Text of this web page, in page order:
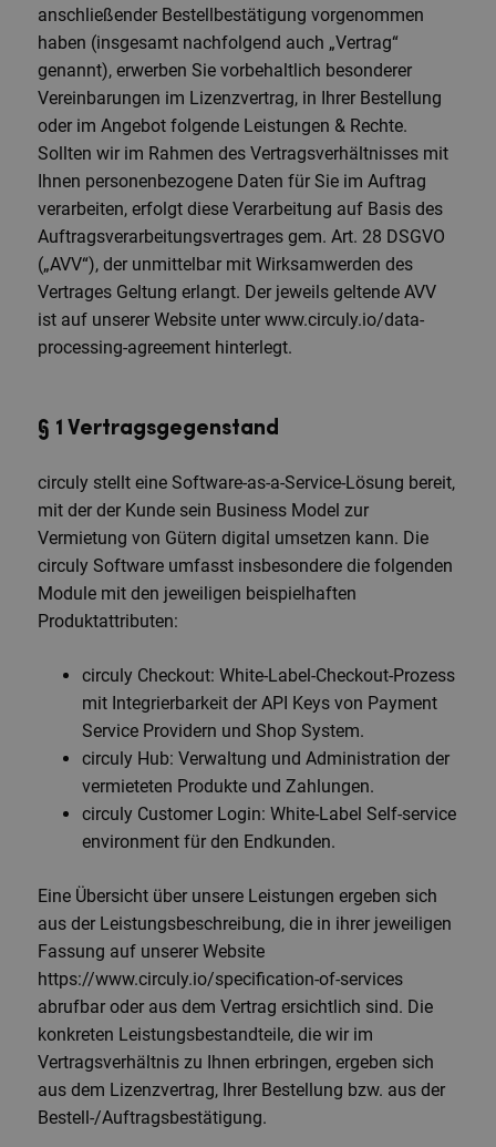
anschließender Bestellbestätigung vorgenommen
haben (insgesamt nachfolgend auch „Vertrag“
genannt), erwerben Sie vorbehaltlich besonderer
Vereinbarungen im Lizenzvertrag, in Ihrer Bestellung
oder im Angebot folgende Leistungen & Rechte.
Sollten wir im Rahmen des Vertragsverhältnisses mit
Ihnen personenbezogene Daten für Sie im Auftrag
verarbeiten, erfolgt diese Verarbeitung auf Basis des
Auftragsverarbeitungsvertrages gem. Art. 28 DSGVO
(„AVV“), der unmittelbar mit Wirksamwerden des
Vertrages Geltung erlangt. Der jeweils geltende AVV
ist auf unserer Website unter www.circuly.io/data-
processing-agreement hinterlegt.
§ 1 Vertragsgegenstand
circuly stellt eine Software-as-a-Service-Lösung bereit,
mit der der Kunde sein Business Model zur
Vermietung von Gütern digital umsetzen kann. Die
circuly Software umfasst insbesondere die folgenden
Module mit den jeweiligen beispielhaften
Produktattributen:
circuly Checkout: White-Label-Checkout-Prozess
mit Integrierbarkeit der API Keys von Payment
Service Providern und Shop System.
circuly Hub: Verwaltung und Administration der
vermieteten Produkte und Zahlungen.
circuly Customer Login: White-Label Self-service
environment für den Endkunden.
Eine Übersicht über unsere Leistungen ergeben sich
aus der Leistungsbeschreibung, die in ihrer jeweiligen
Fassung auf unserer Website
https://www.circuly.io/specification-of-services
abrufbar oder aus dem Vertrag ersichtlich sind. Die
konkreten Leistungsbestandteile, die wir im
Vertragsverhältnis zu Ihnen erbringen, ergeben sich
aus dem Lizenzvertrag, Ihrer Bestellung bzw. aus der
Bestell-/Auftragsbestätigung.